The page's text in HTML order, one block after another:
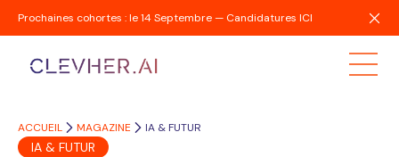
Prochaines cohortes : le 14 Septembre — Candidatures ICI
ACCUEIL MAGAZINE IA & FUTUR
IA & FUTUR